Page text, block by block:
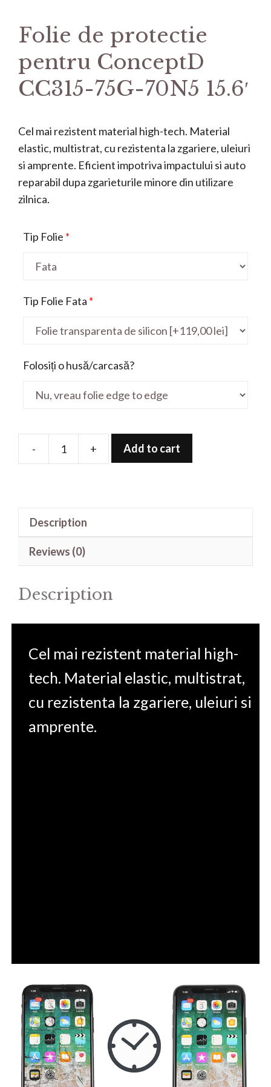
Folie de protectie
pentru ConceptD
CC315-75G-70N5 15.6′
Cel mai rezistent material high-tech. Material
elastic, multistrat, cu rezistenta la zgariere, uleiuri
si amprente. Eficient impotriva impactului si auto
reparabil dupa zgarieturile minore din utilizare
zilnica.
Tip Folie *
Tip Folie Fata *
Folosiți o husă/carcasă?
-
Folie
15.6'
+ Add to cart
Description
Reviews (0)
Description
Cel mai rezistent material high-
tech. Material elastic, multistrat,
cu rezistenta la zgariere, uleiuri si
amprente.